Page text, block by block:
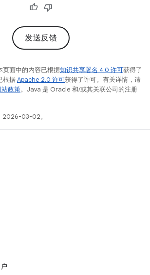
发送反馈
页面中的内容已根据知识共享署名 4.0 许可获得了
根据Apache 2.0 许可获得了许可。有关详情，请
政策。Java 是 Oracle 和/或其关联公司的注册
2026-03-02。